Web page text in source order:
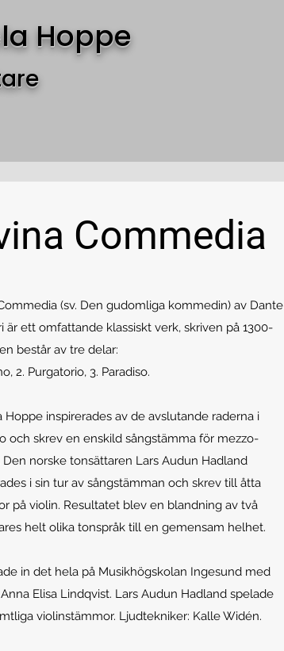
Hoppe
Commedia
(sv. Den gudomliga kommedin) av Dante
är ett omfattande klassiskt verk, skriven på 1300-
består av tre delar:
2. Purgatorio, 3. Paradiso.
Hoppe inspirerades av de avslutande raderna i
och skrev en enskild sångstämma för mezzo-
Den norske tonsättaren Lars Audun Hadland
i sin tur av sångstämman och skrev till åtta
på violin. Resultatet blev en blandning av två
helt olika tonspråk till en gemensam helhet.
in det hela på Musikhögskolan Ingesund med
Elisa Lindqvist. Lars Audun Hadland spelade
violinstämmor. Ljudtekniker: Kalle Widén.